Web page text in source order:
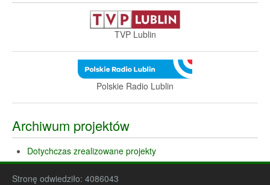
TVP Lublin
Polskie Radio Lublin
Archiwum projektów
Dotychczas zrealizowane projekty
Stronę odwiedziło: 4086043